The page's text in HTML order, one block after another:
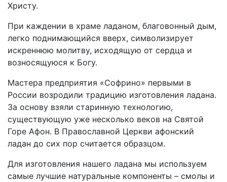
Христу.
При каждении в храме ладаном, благовонный дым,
легко поднимающийся вверх, символизирует
искреннюю молитву, исходящую от сердца и
возносящуюся к Богу.
Мастера предприятия «Софрино» первыми в
России возродили традицию изготовления ладана.
За основу взяли старинную технологию,
существующую уже несколько веков на Святой
Горе Афон. В Православной Церкви афонский
ладан до сих пор считается образцом.
Для изготовления нашего ладана мы используем
самые лучшие натуральные компоненты – смолы и